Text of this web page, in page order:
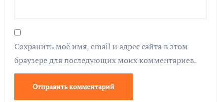
Сохранить моё имя, email и адрес сайта в этом
браузере для последующих моих комментариев.